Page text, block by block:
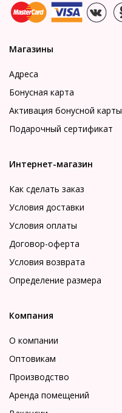
Магазины
Адреса
Бонусная карта
Активация бонусной карты
Подарочный сертификат
Интернет-магазин
Как сделать заказ
Условия доставки
Условия оплаты
Договор-оферта
Условия возврата
Определение размера
Компания
О компании
Оптовикам
Производство
Аренда помещений